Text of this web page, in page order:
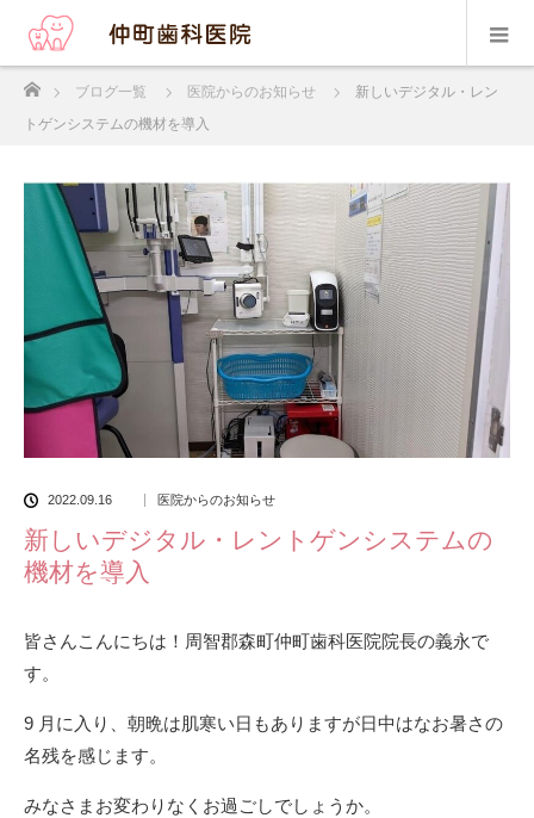
ブログ一覧 医院からのお知らせ
新しいデジタル・レン
トゲンシステムの機材を導入
2022.09.16 医院からのお知らせ
新しいデジタル・レントゲンシステムの
機材を導入
皆さんこんにちは！周智郡森町仲町歯科医院院長の義永で
す。
9 月に入り、朝晩は肌寒い日もありますが日中はなお暑さの
名残を感じます。
みなさまお変わりなくお過ごしでしょうか。